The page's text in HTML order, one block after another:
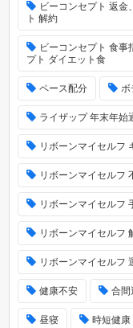
ビーコンセプト 返
ト 解約
ビーコンセプト 食事
プト ダイエット食
ペース配分 ボ
ライザップ 年末年始
リボーンマイセルフ
リボーンマイセルフ
リボーンマイセルフ
リボーンマイセルフ
リボーンマイセルフ
健康不安 合間
昼寝 時短健康